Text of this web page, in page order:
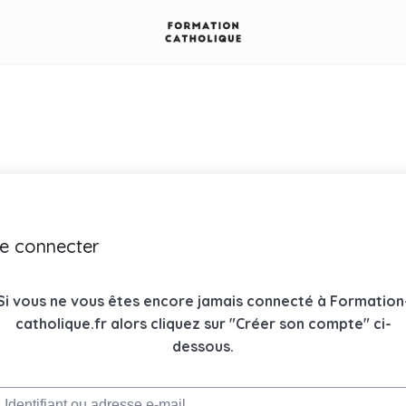
connecter
vous ne vous êtes encore jamais connecté à
catholique.fr alors cliquez sur "Créer son compte" ci-
dessous.